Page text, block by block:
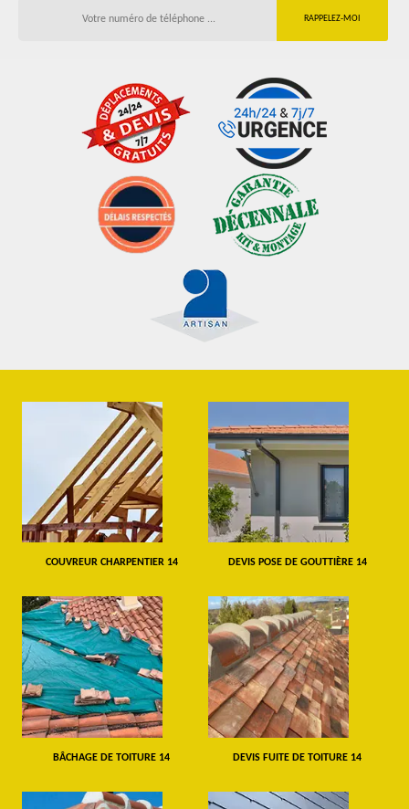
COUVREUR CHARPENTIER 14 DEVIS POSE DE GOUTTIÈRE 14
BÂCHAGE DE TOITURE 14 DEVIS FUITE DE TOITURE 14